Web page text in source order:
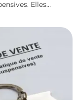
Elles
Nous
leur rôle dans